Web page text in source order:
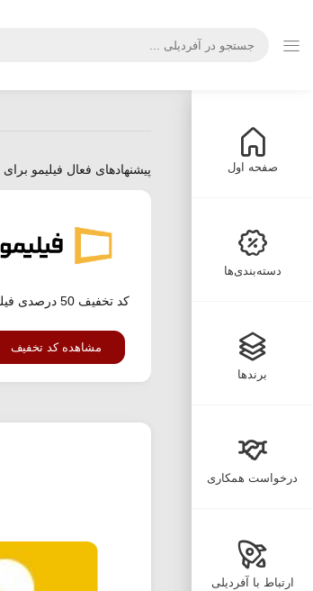
صفحه اول
دسته‌بندی‌ها
برندها
درخواست همکاری
ارتباط با آفردیلی
پیشنهادهای فعال فیلیمو
کد تخفیف 50 درصدی فیلیمو
مشاهده کد تخفیف